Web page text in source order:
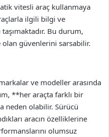
vitesli araç kullanmaya
ilgili bilgi ve
Bu durum,
olan güvenlerini sarsabilir.
ve modeller arasında
**her araçta farklı bir
neden olabilir. Sürücü
aracın özelliklerine
olumsuz